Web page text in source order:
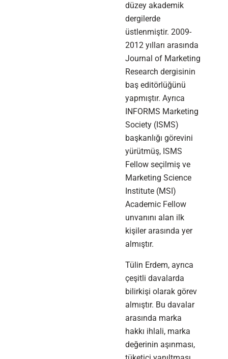
düzey akademik
dergilerde
üstlenmiştir. 2009-
2012 yılları arasında
Journal of Marketing
Research dergisinin
baş editörlüğünü
yapmıştır. Ayrıca
INFORMS Marketing
Society (ISMS)
başkanlığı görevini
yürütmüş, ISMS
Fellow seçilmiş ve
Marketing Science
Institute (MSI)
Academic Fellow
unvanını alan ilk
kişiler arasında yer
almıştır.
Tülin Erdem, ayrıca
çeşitli davalarda
bilirkişi olarak görev
almıştır. Bu davalar
arasında marka
hakkı ihlali, marka
değerinin aşınması,